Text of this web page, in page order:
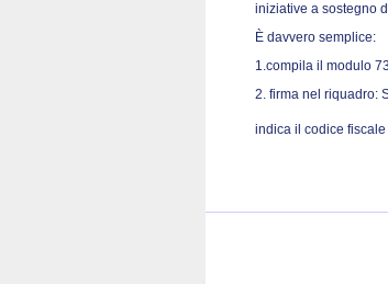
iniziative a sostegno
È davvero semplice:
1.compila il modulo
2. firma nel riquadro:
indica il codice fiscale